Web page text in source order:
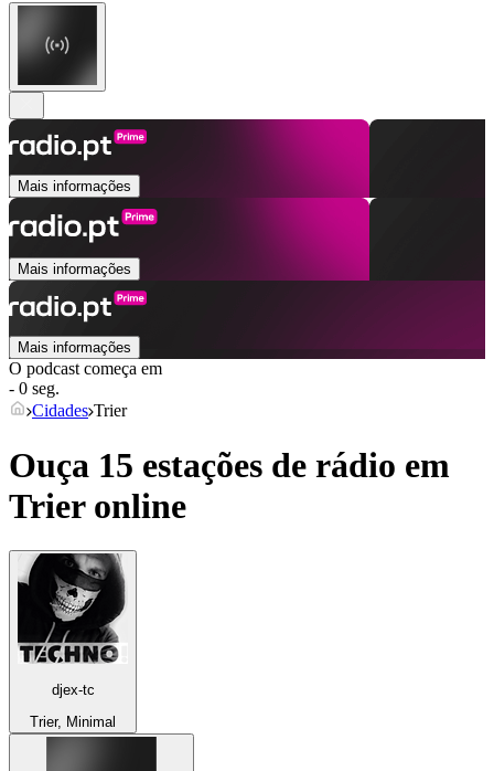
Mais informações
Mais informações
Mais informações
O podcast começa em
- 0 seg.
Cidades Trier
Ouça 15 estações de rádio em
Trieronline
djex-tc
Trier, Minimal